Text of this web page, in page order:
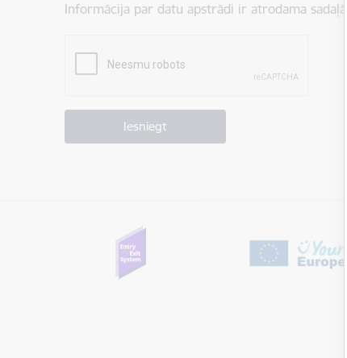
Informācija par datu apstrādi ir atrodama sadaļā: